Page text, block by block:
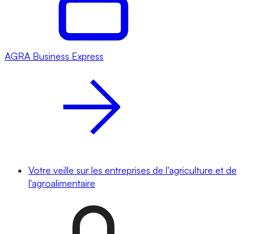
AGRA Business Express
Votre veille sur les entreprises de l'agriculture et de
l'agroalimentaire